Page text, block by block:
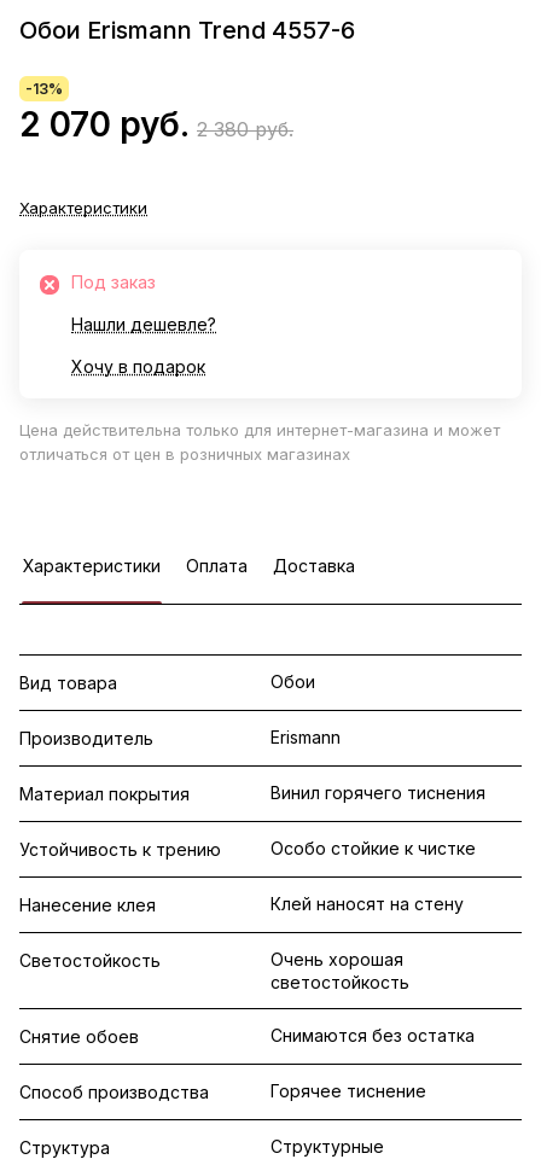
Обои Erismann Trend 4557-6
-13%
2 070 руб. 2 380 руб.
Характеристики
Под заказ
Нашли дешевле?
Хочу в подарок
Цена действительна только для интернет-магазина и может
отличаться от цен в розничных магазинах
Характеристики Оплата Доставка
Вид товара Обои
Производитель Erismann
Материал покрытия Винил горячего тиснения
Устойчивость к трению Особо стойкие к чистке
Нанесение клея Клей наносят на стену
Светостойкость
Очень хорошая
светостойкость
Снятие обоев Снимаются без остатка
Способ производства Горячее тиснение
Структура Структурные